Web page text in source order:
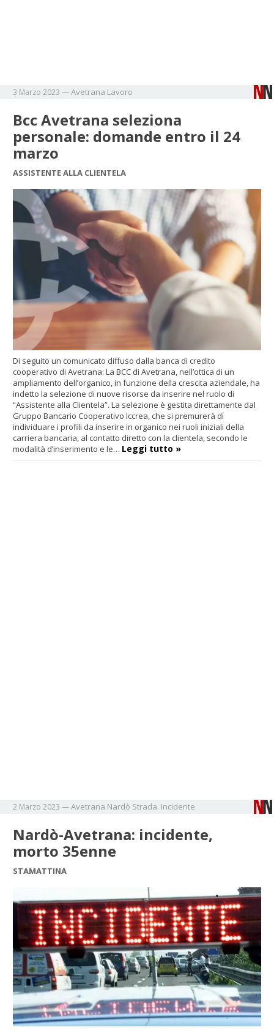
3 Marzo 2023 —Avetrana Lavoro
Bcc Avetrana seleziona
personale: domande entro il 24
marzo
ASSISTENTE ALLA CLIENTELA
Di seguito un comunicato diffuso dalla banca di credito
cooperativo di Avetrana: La BCC di Avetrana, nell’ottica di un
ampliamento dell’organico, in funzione della crescita aziendale, ha
indetto la selezione di nuove risorse da inserire nel ruolo di
“Assistente alla Clientela”. La selezione è gestita direttamente dal
Gruppo Bancario Cooperativo Iccrea, che si premurerà di
individuare i profili da inserire in organico nei ruoli iniziali della
carriera bancaria, al contatto diretto con la clientela, secondo le
modalità d’inserimento e le… Leggi tutto »
2 Marzo 2023 —Avetrana Nardò Strada. Incidente
Nardò-Avetrana: incidente,
morto 35enne
STAMATTINA